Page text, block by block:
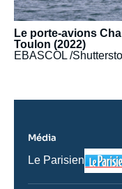
Le porte-avions
Toulon (2022)
EBASCOL /
Média
Nom
journal,
Le Parisien
Logo